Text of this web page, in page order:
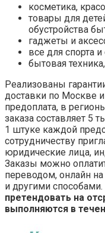
косметика,
товары для
обустройства
гаджеты и
все для спорта
бытовая
Реализованы
доставки по Москве
предоплата, в
заказа составляет 5
1 штуке каждой
сотрудничеству
юридические лица,
Заказы можно
переводом, онлайн на
и другими способами.
претендовать на
выполняются в